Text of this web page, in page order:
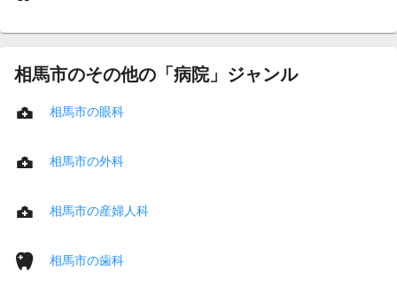
相馬市のその他の「病院」ジャンル
相馬市の眼科
相馬市の外科
相馬市の産婦人科
相馬市の歯科